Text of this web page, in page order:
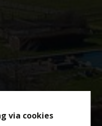
via cookies